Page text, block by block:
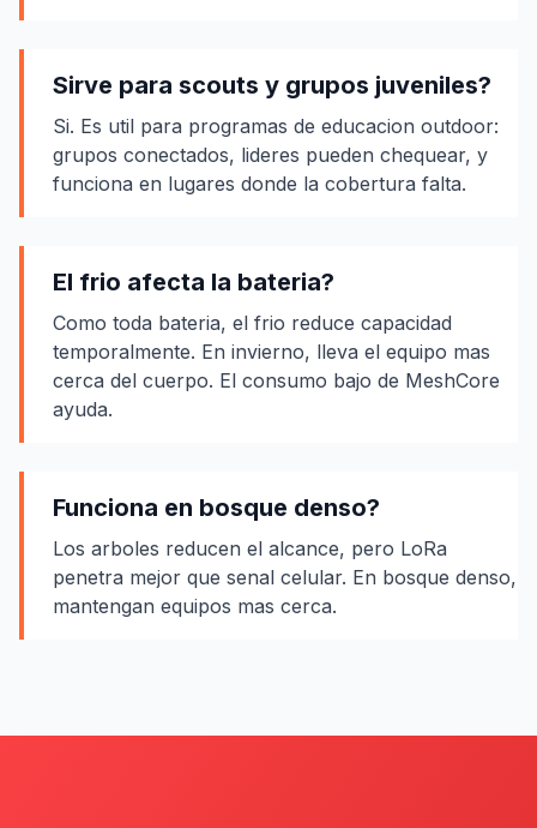
Sirve para scouts y grupos juveniles?
Si. Es util para programas de educacion outdoor:
grupos conectados, lideres pueden chequear, y
funciona en lugares donde la cobertura falta.
El frio afecta la bateria?
Como toda bateria, el frio reduce capacidad
temporalmente. En invierno, lleva el equipo mas
cerca del cuerpo. El consumo bajo de MeshCore
ayuda.
Funciona en bosque denso?
Los arboles reducen el alcance, pero LoRa
penetra mejor que senal celular. En bosque denso,
mantengan equipos mas cerca.